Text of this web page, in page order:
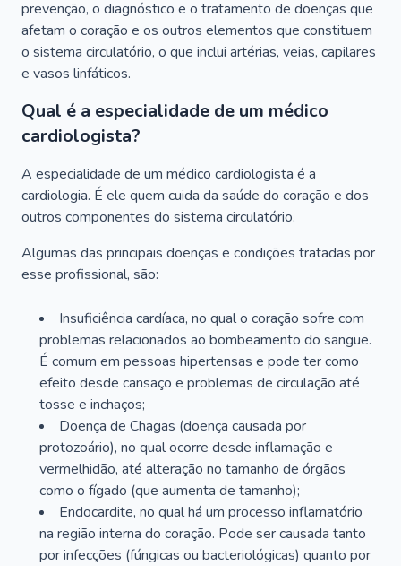
prevenção, o diagnóstico e o tratamento de doenças que
afetam o coração e os outros elementos que constituem
o sistema circulatório, o que inclui artérias, veias, capilares
e vasos linfáticos.
Qual é a especialidade de um médico
cardiologista?
A especialidade de um médico cardiologista é a
cardiologia. É ele quem cuida da saúde do coração e dos
outros componentes do sistema circulatório.
Algumas das principais doenças e condições tratadas por
esse profissional, são:
Insuficiência cardíaca, no qual o coração sofre com
problemas relacionados ao bombeamento do sangue.
É comum em pessoas hipertensas e pode ter como
efeito desde cansaço e problemas de circulação até
tosse e inchaços;
Doença de Chagas (doença causada por
protozoário), no qual ocorre desde inflamação e
vermelhidão, até alteração no tamanho de órgãos
como o fígado (que aumenta de tamanho);
Endocardite, no qual há um processo inflamatório
na região interna do coração. Pode ser causada tanto
por infecções (fúngicas ou bacteriológicas) quanto por